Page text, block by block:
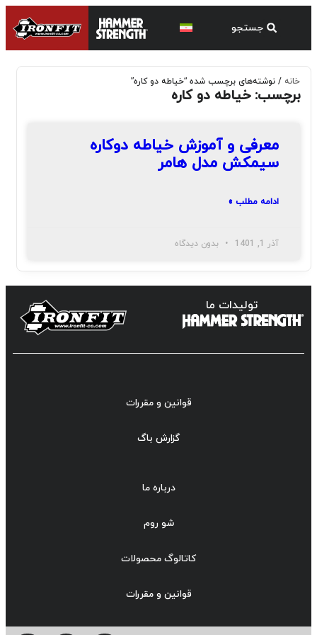
خانه / نوشته‌های برچسب شده “خیاطه دو کاره”
برچسب: خیاطه دو کاره
معرفی و آموزش خیاطه دوکاره
سیمکش مدل هامر
ادامه مطلب »
آذر 1, 1401 بدون دیدگاه
تولیدات ما
قوانین و مقررات
گزارش باگ
درباره ما
شو روم
کاتالوگ محصولات
قوانین و مقررات